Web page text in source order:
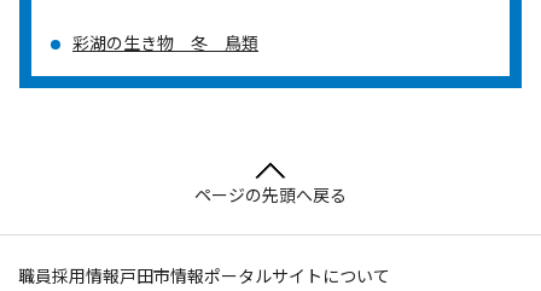
彩湖の生き物 冬 鳥類
ページの先頭へ戻る
職員採用情報戸田市情報ポータルサイトについて